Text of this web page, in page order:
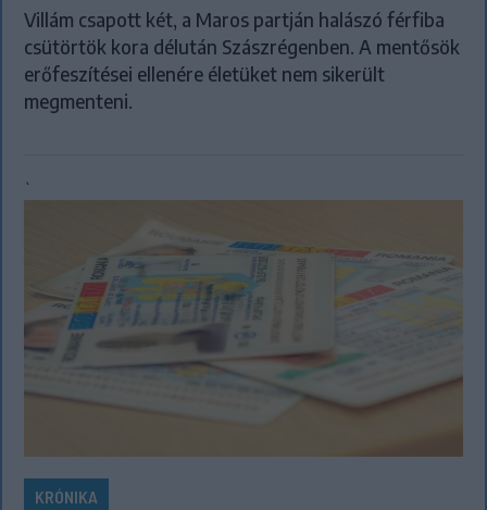
Villám csapott két, a Maros partján halászó férfiba
csütörtök kora délután Szászrégenben. A mentősök
erőfeszítései ellenére életüket nem sikerült
megmenteni.
`
KRÓNIKA